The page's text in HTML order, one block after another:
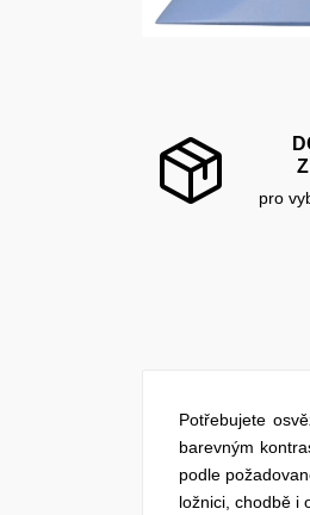
pro
Potřebujete
barevným
podle
ložnici, chodbě i